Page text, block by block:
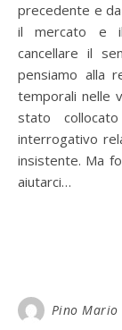
precedente e
il mercato e il
cancellare il
pensiamo alla
temporali nelle
stato
interrogativo
insistente. Ma
aiutarci…
Pino Mario